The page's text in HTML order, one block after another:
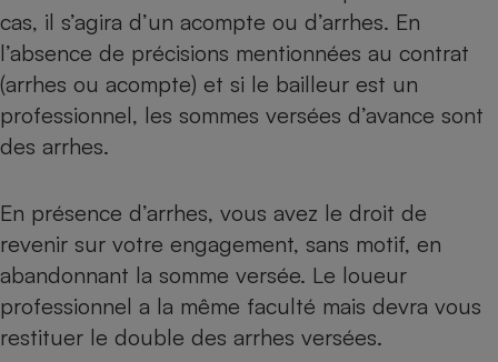
cas, il s’agira d’un acompte ou d’arrhes. En
l’absence de précisions mentionnées au contrat
(arrhes ou acompte) et si le bailleur est un
professionnel, les sommes versées d’avance sont
des arrhes.
En présence d’arrhes, vous avez le droit de
revenir sur votre engagement, sans motif, en
abandonnant la somme versée. Le loueur
professionnel a la même faculté mais devra vous
restituer le double des arrhes versées.